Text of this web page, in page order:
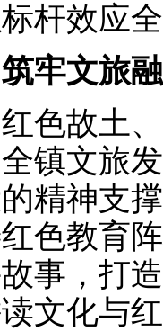
杆效应
牢文旅
色故土
镇文旅
精神支
色教育
事，打
文化与